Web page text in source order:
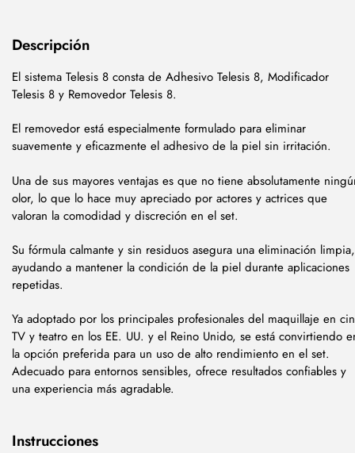
Descripción
El sistema Telesis 8 consta de Adhesivo Telesis 8, Modificador
Telesis 8 y Removedor Telesis 8.
El removedor está especialmente formulado para eliminar
suavemente y eficazmente el adhesivo de la piel sin irritación.
Una de sus mayores ventajas es que no tiene absolutamente
olor, lo que lo hace muy apreciado por actores y actrices que
valoran la comodidad y discreción en el set.
Su fórmula calmante y sin residuos asegura una eliminación limpia,
ayudando a mantener la condición de la piel durante aplicaciones
repetidas.
Ya adoptado por los principales profesionales del maquillaje en
TV y teatro en los EE. UU. y el Reino Unido, se está convirtiendo
la opción preferida para un uso de alto rendimiento en el set.
Adecuado para entornos sensibles, ofrece resultados confiables y
una experiencia más agradable.
Instrucciones